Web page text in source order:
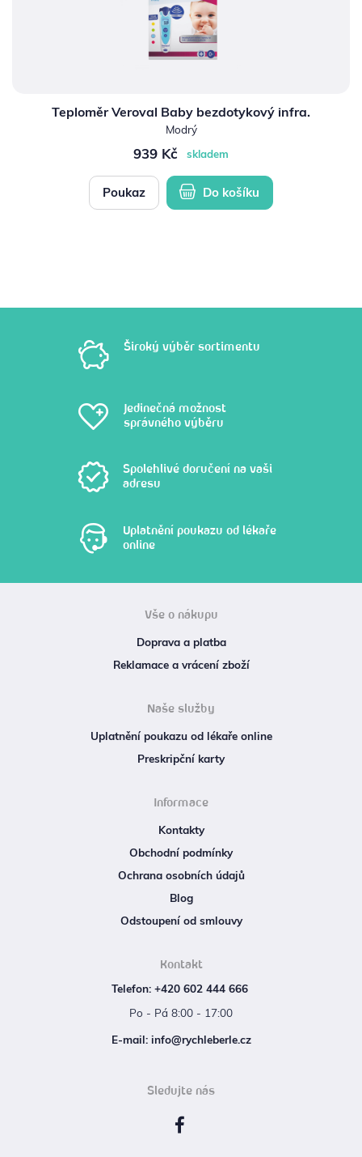
Teploměr Veroval Baby bezdotykový infra.
Modrý
939 Kč skladem
Poukaz Do košíku
Široký výběr sortimentu
Jedinečná možnost
správného výběru
Spolehlivé doručení na vaši
adresu
Uplatnění poukazu od lékaře
online
Vše o nákupu
Doprava a platba
Reklamace a vrácení zboží
Naše služby
Uplatnění poukazu od lékaře online
Preskripční karty
Informace
Kontakty
Obchodní podmínky
Ochrana osobních údajů
Blog
Odstoupení od smlouvy
Kontakt
Telefon: +420 602 444 666
Po - Pá 8:00 - 17:00
E‑mail: info@rychleberle.cz
Sledujte nás